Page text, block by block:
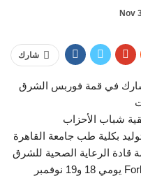
Nov
شارك
في قمة فوربس الشرق
شباب الأحزاب
بكلية طب جامعة القاهرة
الرعاية الصحية للشرق
الأوسط التي نظمتها Forbes Middle East يومي 18 و19 نوفمبر